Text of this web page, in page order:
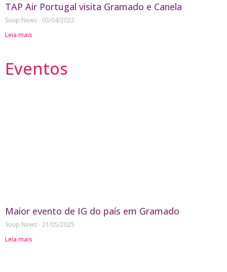
TAP Air Portugal visita Gramado e Canela
Soup News
03/04/2022
Leia mais
Eventos
Maior evento de IG do país em Gramado
Soup News 21/05/2025
Leia mais